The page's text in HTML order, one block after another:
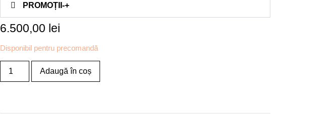
PROMOȚII-+
6.500,00 lei
Disponibil pentru precomandă
Adaugă în coș